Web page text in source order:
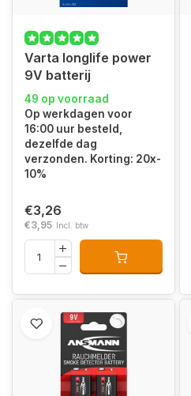
Varta longlife power
9V batterij
49 op voorraad
Op werkdagen voor
16:00 uur besteld,
dezelfde dag
verzonden. Korting: 20x-
10%
€3,26
€3,95 Incl. btw